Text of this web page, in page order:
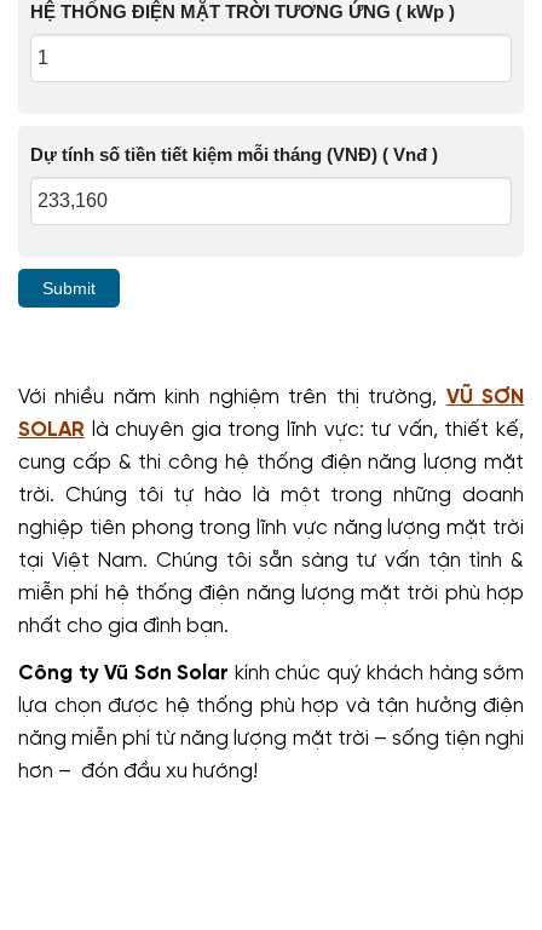
HỆ THỐNG ĐIỆN MẶT TRỜI TƯƠNG ỨNG ( kWp )
Dự tính số tiền tiết kiệm mỗi tháng (VNĐ) ( Vnđ )
Submit
Với nhiều năm kinh nghiệm trên thị trường, VŨ SƠN
SOLAR là chuyên gia trong lĩnh vực: tư vấn, thiết kế,
cung cấp & thi công hệ thống điện năng lượng mặt
trời. Chúng tôi tự hào là một trong những doanh
nghiệp tiên phong trong lĩnh vực năng lượng mặt trời
tại Việt Nam. Chúng tôi sẵn sàng tư vấn tận tình &
miễn phí hệ thống điện năng lượng mặt trời phù hợp
nhất cho gia đình bạn.
Công ty Vũ Sơn Solar kính chúc quý khách hàng sớm
lựa chọn được hệ thống phù hợp và tận hưởng điện
năng miễn phí từ năng lượng mặt trời – sống tiện nghi
hơn – đón đầu xu hướng!